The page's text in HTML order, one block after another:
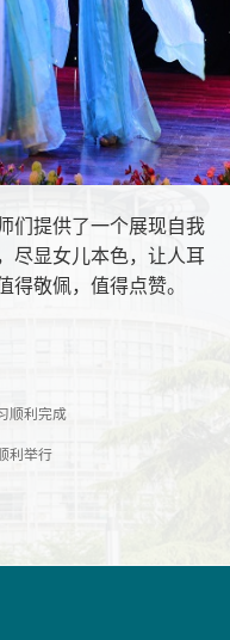
们提供了一个展现自我
尽显女儿本色，让人耳
得敬佩，值得点赞。
顺利完成
利举行